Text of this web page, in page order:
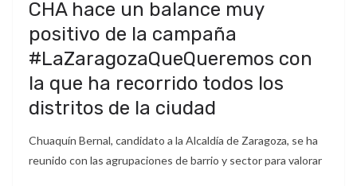
CHA hace un balance muy
positivo de la campaña
#LaZaragozaQueQueremos con
la que ha recorrido todos los
distritos de la ciudad
Chuaquín Bernal, candidato a la Alcaldía de Zaragoza, se ha
reunido con las agrupaciones de barrio y sector para valorar